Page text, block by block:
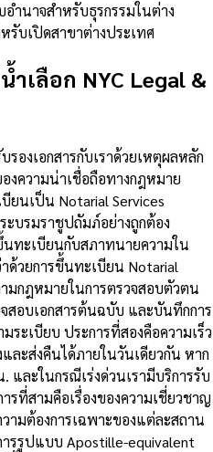
ำนาจสำหรับธุรกรรมในต่าง
รับเปิดสาขาต่างประเทศ
เลือก NYC Legal &
องเอกสารกับเราด้วยเหตุผลหลัก
งความน่าเชื่อถือทางกฎหมาย
ยนเป็น Notarial Services
บรมราชูปถัมภ์อย่างถูกต้อง
นทะเบียนกับสภาทนายความใน
วยการขึ้นทะเบียน Notarial
กฎหมายในการตรวจสอบตัวตน
อบเอกสารต้นฉบับ และบันทึกการ
ระเบียบ ประการที่สองคือความเร็ว
ละส่งคืนได้ภายในวันเดียวกัน หาก
. และในกรณีเร่งด่วนเรามีบริการรับ
รที่สามคือเรื่องของความเชี่ยวชาญ
วามต้องการเฉพาะของแต่ละสถาน
รรูปแบบ Apostille-equivalent